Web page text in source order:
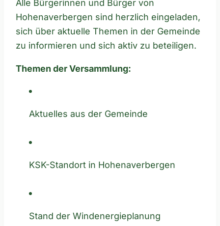
Alle Bürgerinnen und Bürger von
Hohenaverbergen sind herzlich eingeladen,
sich über aktuelle Themen in der Gemeinde
zu informieren und sich aktiv zu beteiligen.
Themen der Versammlung:
Aktuelles aus der Gemeinde
KSK-Standort in Hohenaverbergen
Stand der Windenergieplanung